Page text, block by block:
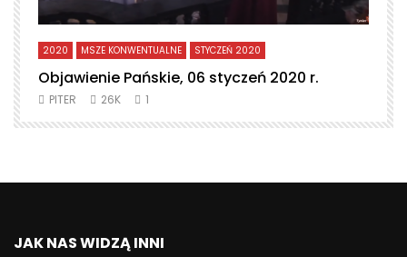
2020 MSZE KONWENTUALNE STYCZEŃ 2020
Objawienie Pańskie, 06 styczeń 2020 r.
PITER 26K 1
JAK NAS WIDZĄ INNI